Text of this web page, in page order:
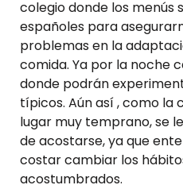
colegio donde los menús
españoles para
problemas en la
comida. Ya por la noche
donde podrán
típicos. Aún así , como la
lugar muy temprano, se
de acostarse, ya que
costar cambiar los
acostumbrados.